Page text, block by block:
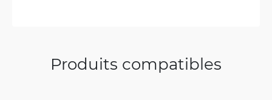
Produits compatibles